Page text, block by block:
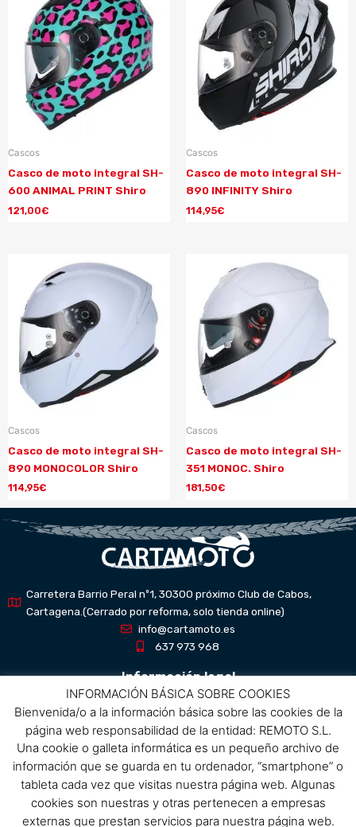
Cascos
Casco de moto integral SH-
600 ANIMAL PRINT Shiro
121,00€
Cascos
Casco de moto integral SH-
890 INFINITY Shiro
114,95€
Cascos
Casco de moto integral SH-
890 MONOCOLOR Shiro
114,95€
Cascos
Casco de moto integral SH-
351 MONOC. Shiro
181,50€
Carretera Barrio Peral nº1, 30300 próximo Club de Cabos,
Cartagena.(Cerrado por reforma, solo tienda online)
info@cartamoto.es
637 973 968
Información legal
Aviso Legal
Política de privacidad
Política de protección de datos
Política de cookies
Condiciones de compra
INFORMACIÓN BÁSICA SOBRE COOKIES
Bienvenida/o a la información básica sobre las cookies de la
página web responsabilidad de la entidad: REMOTO S.L.
Una cookie o galleta informática es un pequeño archivo de
información que se guarda en tu ordenador, “smartphone” o
tableta cada vez que visitas nuestra página web. Algunas
cookies son nuestras y otras pertenecen a empresas
externas que prestan servicios para nuestra página web.